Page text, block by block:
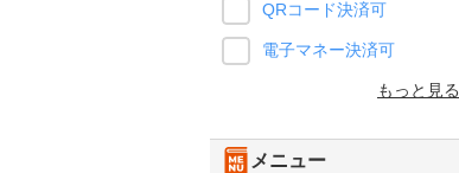
QRコード決済可
電子マネー決済可
もっと見る
メニュー